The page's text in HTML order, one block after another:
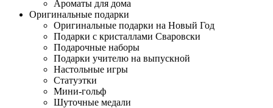
Ароматы для дома
Оригинальные подарки
Оригинальные подарки на Новый Год
Подарки с кристаллами Сваровски
Подарочные наборы
Подарки учителю на выпускной
Настольные игры
Статуэтки
Мини-гольф
Шуточные медали